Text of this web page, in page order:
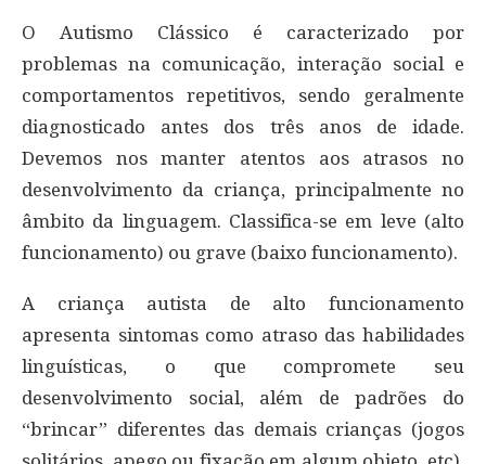
O Autismo Clássico é caracterizado por
problemas na comunicação, interação social e
comportamentos repetitivos, sendo geralmente
diagnosticado antes dos três anos de idade.
Devemos nos manter atentos aos atrasos no
desenvolvimento da criança, principalmente no
âmbito da linguagem. Classifica-se em leve (alto
funcionamento) ou grave (baixo funcionamento).
A criança autista de alto funcionamento
apresenta sintomas como atraso das habilidades
linguísticas, o que compromete seu
desenvolvimento social, além de padrões do
“brincar” diferentes das demais crianças (jogos